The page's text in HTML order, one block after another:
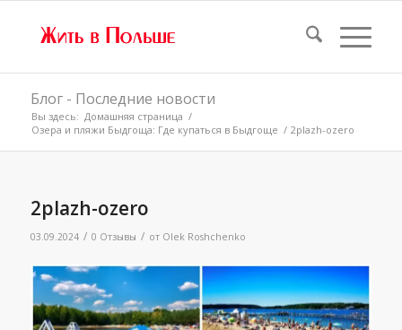
Блог - Последние новости
Вы здесь: Домашняя страница /
Озера и пляжи Быдгоща: Где купаться в Быдгоще / 2plazh-ozero
2plazh-ozero
03.09.2024 / 0 Отзывы / от Olek Roshchenko